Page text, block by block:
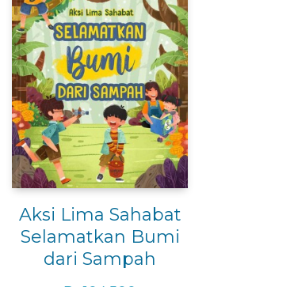
Aksi Lima Sahabat
Selamatkan Bumi
dari Sampah